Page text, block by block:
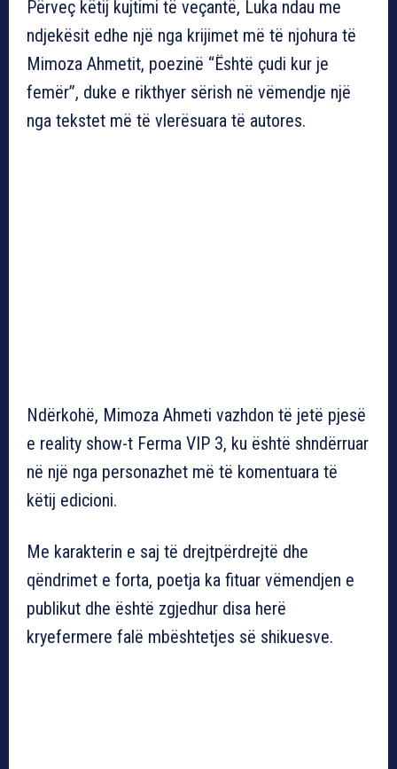
Përveç këtij kujtimi të veçantë, Luka ndau me
ndjekësit edhe një nga krijimet më të njohura të
Mimoza Ahmetit, poezinë “Është çudi kur je
femër”, duke e rikthyer sërish në vëmendje një
nga tekstet më të vlerësuara të autores.
Ndërkohë, Mimoza Ahmeti vazhdon të jetë pjesë
e reality show-t Ferma VIP 3, ku është shndërruar
në një nga personazhet më të komentuara të
këtij edicioni.
Me karakterin e saj të drejtpërdrejtë dhe
qëndrimet e forta, poetja ka fituar vëmendjen e
publikut dhe është zgjedhur disa herë
kryefermere falë mbështetjes së shikuesve.